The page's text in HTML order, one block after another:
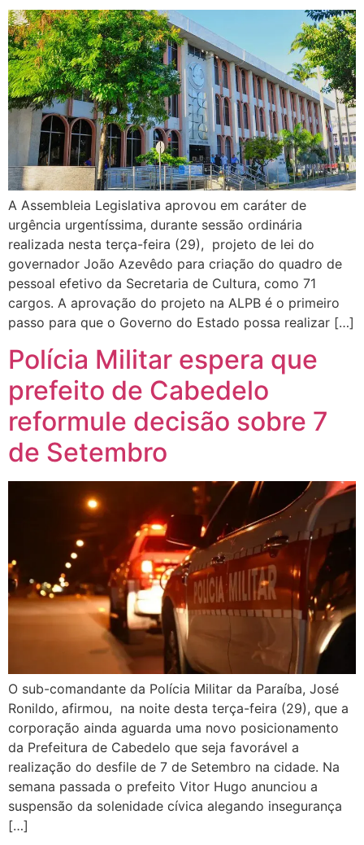
A Assembleia Legislativa aprovou em caráter de
urgência urgentíssima, durante sessão ordinária
realizada nesta terça-feira (29), projeto de lei do
governador João Azevêdo para criação do quadro de
pessoal efetivo da Secretaria de Cultura, como 71
cargos. A aprovação do projeto na ALPB é o primeiro
passo para que o Governo do Estado possa realizar […]
Polícia Militar espera que
prefeito de Cabedelo
reformule decisão sobre 7
de Setembro
O sub-comandante da Polícia Militar da Paraíba, José
Ronildo, afirmou, na noite desta terça-feira (29), que a
corporação ainda aguarda uma novo posicionamento
da Prefeitura de Cabedelo que seja favorável a
realização do desfile de 7 de Setembro na cidade. Na
semana passada o prefeito Vitor Hugo anunciou a
suspensão da solenidade cívica alegando insegurança
[…]